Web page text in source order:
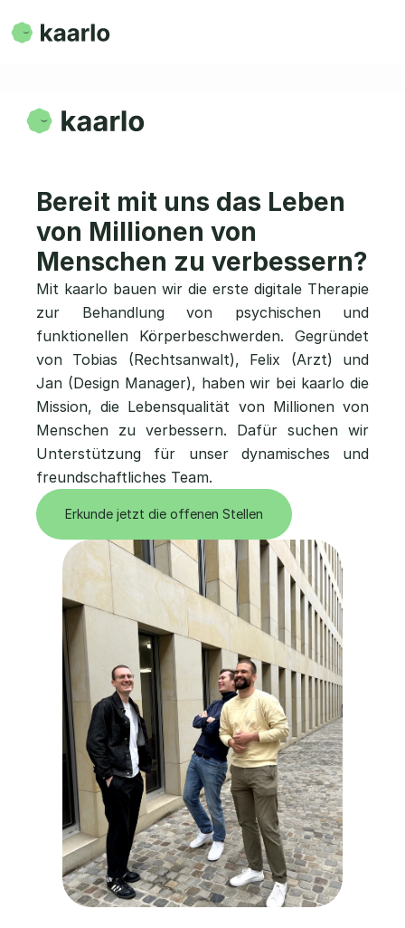
Bereit mit uns das Leben
von Millionen von
Menschen zu verbessern?
Mit kaarlo bauen wir die erste digitale Therapie
zur Behandlung von psychischen und
funktionellen Körperbeschwerden. Gegründet
von Tobias (Rechtsanwalt), Felix (Arzt) und
Jan (Design Manager), haben wir bei kaarlo die
Mission, die Lebensqualität von Millionen von
Menschen zu verbessern. Dafür suchen wir
Unterstützung für unser dynamisches und
freundschaftliches Team.
Erkunde jetzt die offenen Stellen